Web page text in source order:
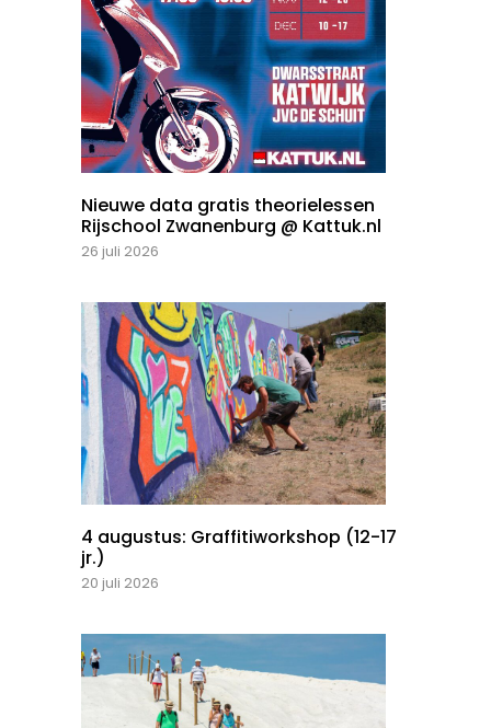
Nieuwe data gratis theorielessen
Rijschool Zwanenburg @ Kattuk.nl
26 juli 2026
4 augustus: Graffitiworkshop (12-17
jr.)
20 juli 2026